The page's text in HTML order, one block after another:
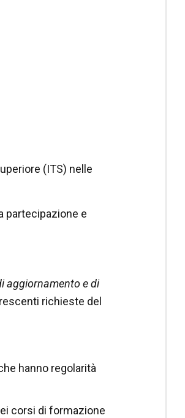
(ITS) nelle
partecipazione e
aggiornamento e di
richieste del
hanno regolarità
corsi di formazione